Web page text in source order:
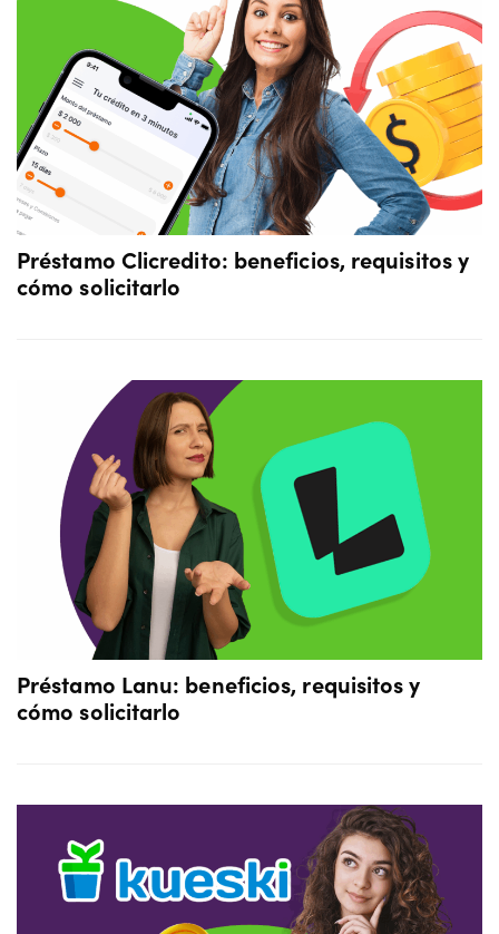
Préstamo Clicredito: beneficios, requisitos y
cómo solicitarlo
Préstamo Lanu: beneficios, requisitos y
cómo solicitarlo